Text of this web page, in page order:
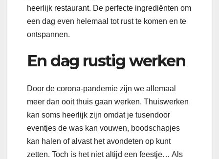
heerlijk restaurant. De perfecte ingrediënten om
een dag even helemaal tot rust te komen en te
ontspannen.
En dag rustig werken
Door de corona-pandemie zijn we allemaal
meer dan ooit thuis gaan werken. Thuiswerken
kan soms heerlijk zijn omdat je tusendoor
eventjes de was kan vouwen, boodschapjes
kan halen of alvast het avondeten op kunt
zetten. Toch is het niet altijd een feestje… Als